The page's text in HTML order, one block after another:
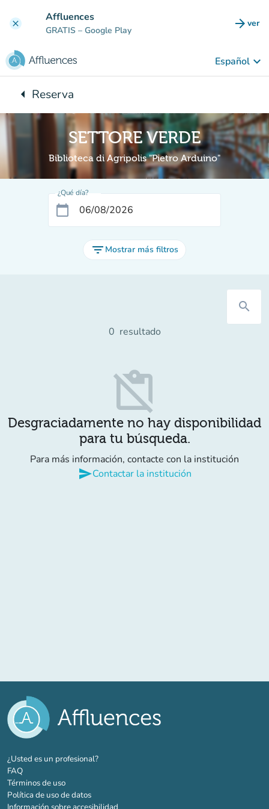
clear Affluences
GRATIS – Google Play arrow_forward ver
Español keyboard_arrow_down
arrow_leftVuelta:
Reserva
SETTORE VERDE
Biblioteca di Agripolis "Pietro Arduino"
¿Qué día?
calendar_today
filter_list Mostrar más filtros
search
0 resultado
content_paste_off
Desgraciadamente no hay disponibilidad
para tu búsqueda.
Para más información, contacte con la institución
sendContactar la institución
¿Usted es un profesional?(nueva pestaña)
FAQ
Términos de uso
Política de uso de datos